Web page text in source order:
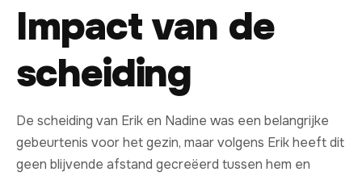
Impact van de
scheiding
De scheiding van Erik en Nadine was een belangrijke
gebeurtenis voor het gezin, maar volgens Erik heeft dit
geen blijvende afstand gecreëerd tussen hem en